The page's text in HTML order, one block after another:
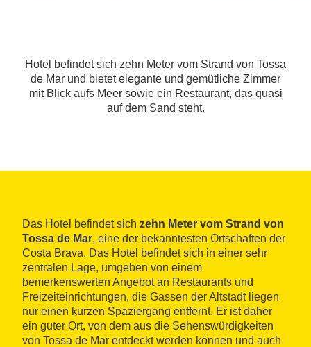
Hotel befindet sich zehn Meter vom Strand von Tossa
de Mar und bietet elegante und gemütliche Zimmer
mit Blick aufs Meer sowie ein Restaurant, das quasi
auf dem Sand steht.
Das Hotel befindet sich zehn Meter vom Strand von
Tossa de Mar, eine der bekanntesten Ortschaften der
Costa Brava. Das Hotel befindet sich in einer sehr
zentralen Lage, umgeben von einem
bemerkenswerten Angebot an Restaurants und
Freizeiteinrichtungen, die Gassen der Altstadt liegen
nur einen kurzen Spaziergang entfernt. Er ist daher
ein guter Ort, von dem aus die Sehenswürdigkeiten
von Tossa de Mar entdeckt werden können und auch